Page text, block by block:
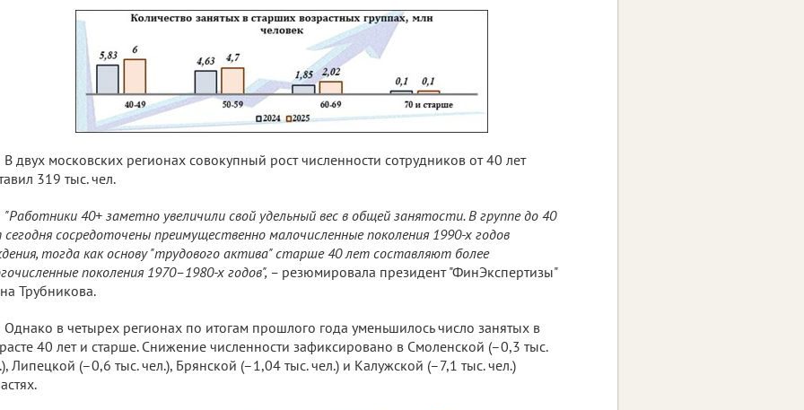
В двух московских регионах совокупный рост численности сотрудников от 40 лет
319 тыс. чел.
"Работники 40+ заметно увеличили свой удельный вес в общей занятости. В группе до 40
сосредоточены преимущественно малочисленные поколения 1990-х годов
тогда как основу "трудового актива" старше 40 лет составляют более
поколения 1970–1980-х годов", – резюмировала президент "ФинЭкспертизы"
Трубникова.
Однако в четырех регионах по итогам прошлого года уменьшилось число занятых в
40 лет и старше. Снижение численности зафиксировано в Смоленской (–0,3 тыс.
Липецкой (–0,6 тыс. чел.), Брянской (–1,04 тыс. чел.) и Калужской (–7,1 тыс. чел.)